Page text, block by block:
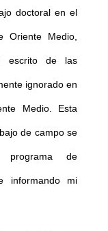
doctoral en el
Oriente Medio,
escrito de las
ignorado en
Medio. Esta
de campo se
programa de
informando mi